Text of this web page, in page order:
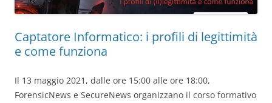
Captatore Informatico: i profili di legittimità
e come funziona
Il 13 maggio 2021, dalle ore 15:00 alle ore 18:00,
ForensicNews e SecureNews organizzano il corso formativo